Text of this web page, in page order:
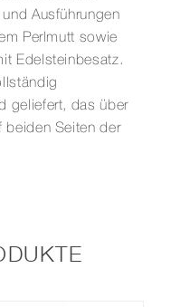
Ausführungen
Perlmutt sowie
Edelsteinbesatz.
geliefert, das über
beiden Seiten der